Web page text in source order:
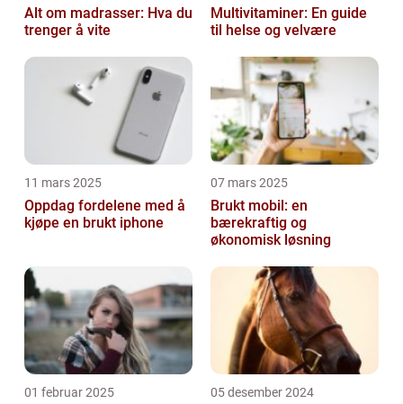
Alt om madrasser: Hva du
trenger å vite
Multivitaminer: En guide
til helse og velvære
11 mars 2025
Oppdag fordelene med å
kjøpe en brukt iphone
07 mars 2025
Brukt mobil: en
bærekraftig og
økonomisk løsning
01 februar 2025 05 desember 2024